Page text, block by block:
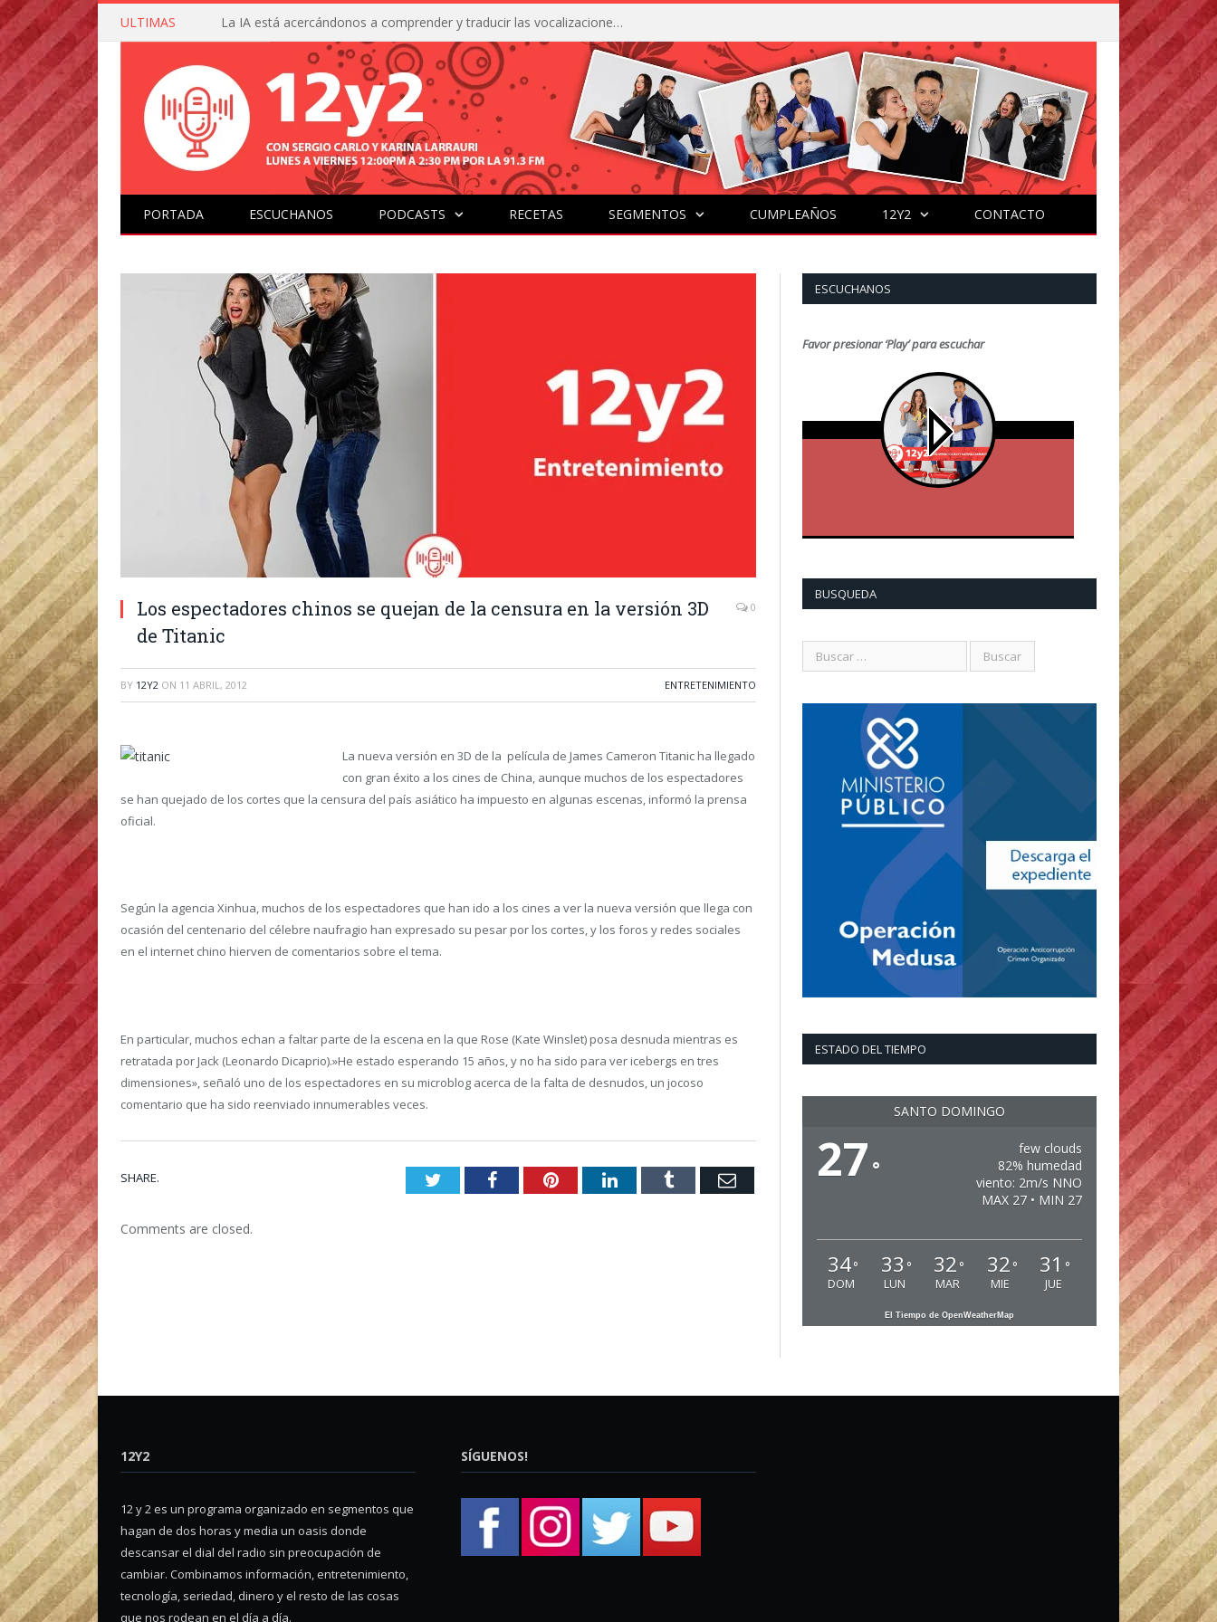
ULTIMAS La IA está acercándonos a comprender y traducir las vocalizaciones y comportamientos de nuestras mascotas
PORTADA ESCUCHANOS PODCASTS RECETAS SEGMENTOS CUMPLEAÑOS 12Y2 CONTACTO
Los espectadores chinos se quejan de la censura en la versión 3D
de Titanic
0
BY 12Y2 ON 11 ABRIL, 2012 ENTRETENIMIENTO
La nueva versión en 3D de la película de James Cameron Titanic ha llegado
con gran éxito a los cines de China, aunque muchos de los espectadores
se han quejado de los cortes que la censura del país asiático ha impuesto en algunas escenas, informó la prensa
oficial.
Según la agencia Xinhua, muchos de los espectadores que han ido a los cines a ver la nueva versión que llega con
ocasión del centenario del célebre naufragio han expresado su pesar por los cortes, y los foros y redes sociales
en el internet chino hierven de comentarios sobre el tema.
En particular, muchos echan a faltar parte de la escena en la que Rose (Kate Winslet) posa desnuda mientras es
retratada por Jack (Leonardo Dicaprio).»He estado esperando 15 años, y no ha sido para ver icebergs en tres
dimensiones», señaló uno de los espectadores en su microblog acerca de la falta de desnudos, un jocoso
comentario que ha sido reenviado innumerables veces.
SHARE. TwitterFacebookPinterestLinkedInTumblr Email
Comments are closed.
ESCUCHANOS
Favor presionar ‘Play’ para escuchar
BUSQUEDA
ESTADO DEL TIEMPO
SANTO DOMINGO
27 °
few clouds
82% humedad
viento: 2m/s NNO
MAX 27 • MIN 27
34°
DOM
33 °
LUN
32 °
MAR
32 °
MIE
31 °
JUE
El Tiempo de OpenWeatherMap
12Y2
12 y 2 es un programa organizado en segmentos que
hagan de dos horas y media un oasis donde
descansar el dial del radio sin preocupación de
cambiar. Combinamos información, entretenimiento,
tecnología, seriedad, dinero y el resto de las cosas
que nos rodean en el día a día.
SÍGUENOS!